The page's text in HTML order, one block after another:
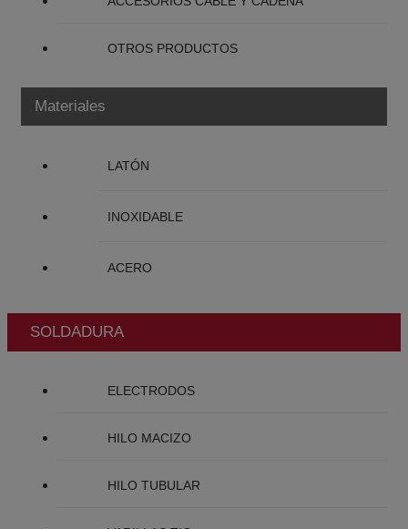
OTROS PRODUCTOS
Materiales
LATÓN
INOXIDABLE
ACERO
SOLDADURA
ELECTRODOS
HILO MACIZO
HILO TUBULAR